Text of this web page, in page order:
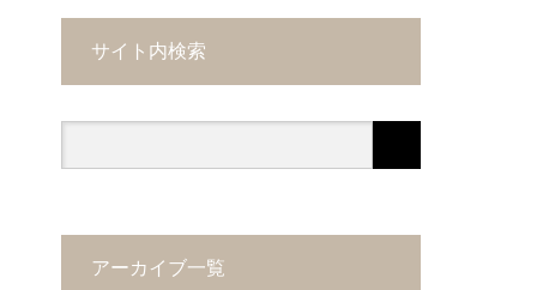
サイト内検索
アーカイブ一覧